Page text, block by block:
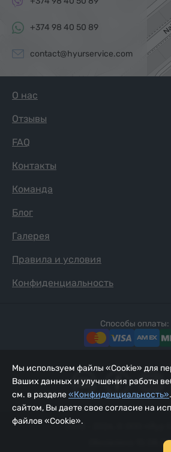
+374 98 40 50 89
contact@hyurservice.com
О нас
Отзывы
FAQ
Контакты
Команда
Блог
Галерея
Правила и условия
Конфиденциальность
Способы оплаты:
2002 - 2026, © ООО «Йур
Обновлено
Мы используем файлы «Cookie» для
Ваших данных и улучшения работы
см. в разделе«Конфиденциальность»
сайтом, Вы даете свое согласие на
файлов «Cookie».